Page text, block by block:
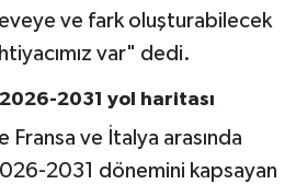
ve fark oluşturabilecek
var" dedi.
2031 yol haritası
ve İtalya arasında
2031 dönemini kapsayan